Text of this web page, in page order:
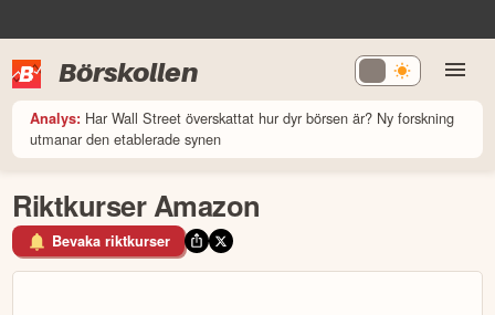
Börskollen
Analys: Har Wall Street överskattat hur dyr börsen är? Ny forskning
utmanar den etablerade synen
Riktkurser Amazon
Bevaka riktkurser